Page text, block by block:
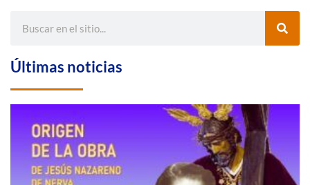
Últimas noticias